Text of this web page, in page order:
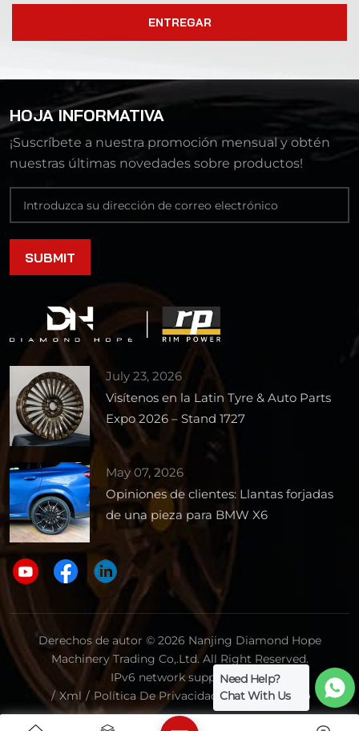
ENTREGAR
HOJA INFORMATIVA
¡Suscríbete a nuestra promoción mensual y obtén
nuestras últimas novedades sobre productos!
July 23, 2026
Visítenos en la Latin Tyre & Auto Parts
Expo 2026 – Stand 1727
May 07, 2026
Opiniones de clientes: Llantas forjadas
de una pieza para BMW X6
Derechos de autor © 2026 Nanjing Diamond Hope
Machinery Trading Co,.Ltd. All Right Reserved.
IPv6 network supported.
/ Xml / Política De Privacidad / Mapa Del Sitio
Need Help?
Chat With Us